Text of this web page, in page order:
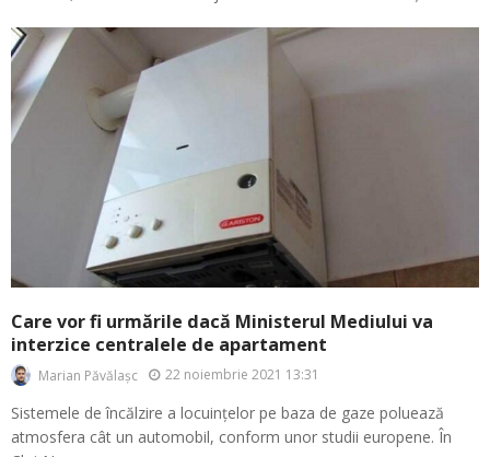
Care vor fi urmările dacă Ministerul Mediului va
interzice centralele de apartament
Marian Păvălașc 22 noiembrie 2021 13:31
Sistemele de încălzire a locuințelor pe baza de gaze poluează
atmosfera cât un automobil, conform unor studii europene. În